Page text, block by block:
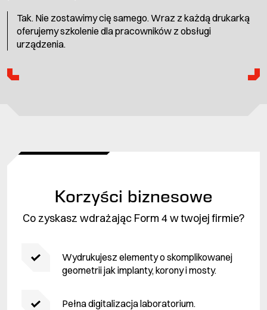
Tak. Nie zostawimy cię samego. Wraz z każdą drukarką
oferujemy szkolenie dla pracowników z obsługi
urządzenia.
Korzyści biznesowe
Co zyskasz wdrażając Form 4 w twojej firmie?
Wydrukujesz elementy o skomplikowanej
geometrii jak implanty, korony i mosty.
Pełna digitalizacja laboratorium.